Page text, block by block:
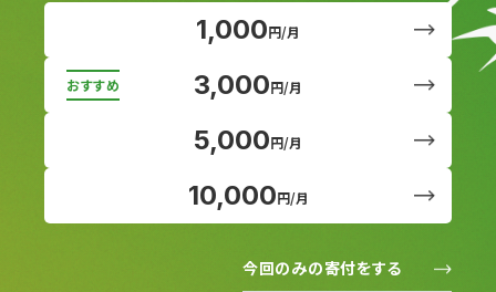
1,000円/月
3,000円/月
5,000円/月
10,000円/月
今回のみの寄付をする